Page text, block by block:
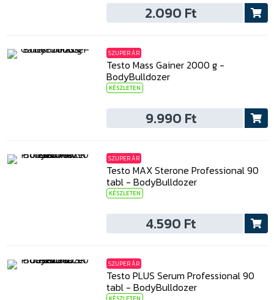
2.090 Ft
SZUPER ÁR
Testo Mass Gainer 2000 g -
BodyBulldozer
KÉSZLETEN
9.990 Ft
SZUPER ÁR
Testo MAX Sterone Professional 90
tabl - BodyBulldozer
KÉSZLETEN
4.590 Ft
SZUPER ÁR
Testo PLUS Serum Professional 90
tabl - BodyBulldozer